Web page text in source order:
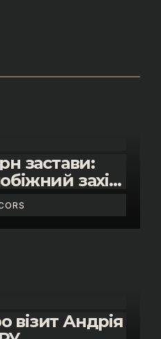
застави:
захід
Анни
про
візит Андрія